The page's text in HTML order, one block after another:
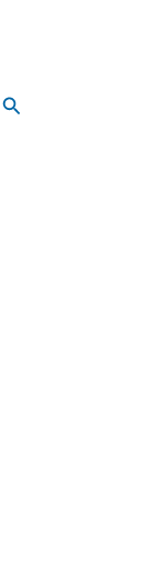
Suchen